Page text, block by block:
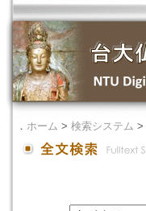
． ホーム > 検索システム >